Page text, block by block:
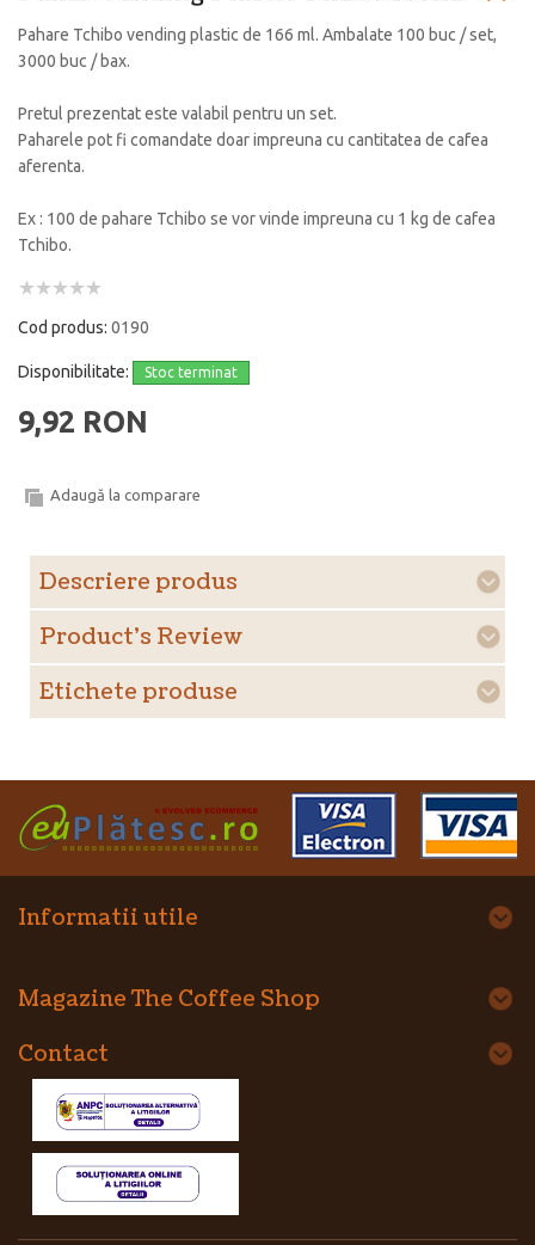
Pahare Tchibo vending plastic de 166 ml. Ambalate 100 buc / set,
3000 buc / bax.
Pretul prezentat este valabil pentru un set.
Paharele pot fi comandate doar impreuna cu cantitatea de cafea
aferenta.
Ex : 100 de pahare Tchibo se vor vinde impreuna cu 1 kg de cafea
Tchibo.
Cod produs: 0190
Disponibilitate: Stoc terminat
9,92 RON
Adaugă la comparare
Descriere produs
Product's Review
Etichete produse
Informatii utile
Magazine The Coffee Shop
Contact